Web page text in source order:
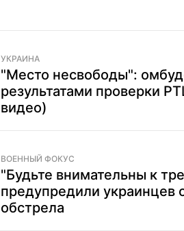
УКРАИНА
"Место несвободы":
результатами проверки
видео)
ВОЕННЫЙ ФОКУС
"Будьте внимательны к
предупредили украинцев
обстрела